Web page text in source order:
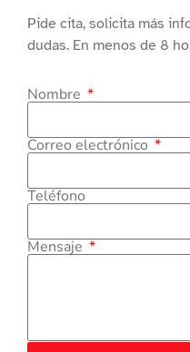
Pide cita, solicita más
dudas. En menos de 8
Nombre
Correo electrónico
Teléfono
Mensaje